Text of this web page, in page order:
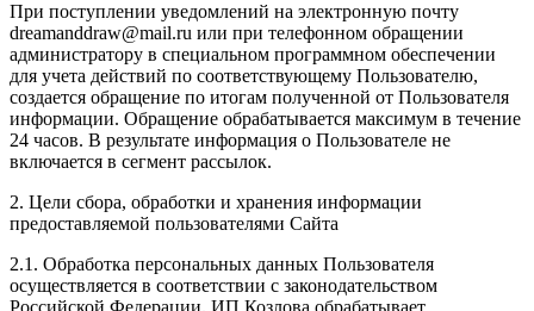
При поступлении уведомлений на электронную почту
dreamanddraw@mail.ru или при телефонном обращении
администратору в специальном программном обеспечении
для учета действий по соответствующему Пользователю,
создается обращение по итогам полученной от Пользователя
информации. Обращение обрабатывается максимум в течение
24 часов. В результате информация о Пользователе не
включается в сегмент рассылок.
2. Цели сбора, обработки и хранения информации
предоставляемой пользователями Сайта
2.1. Обработка персональных данных Пользователя
осуществляется в соответствии с законодательством
Российской Федерации. ИП Козловa обрабатывает